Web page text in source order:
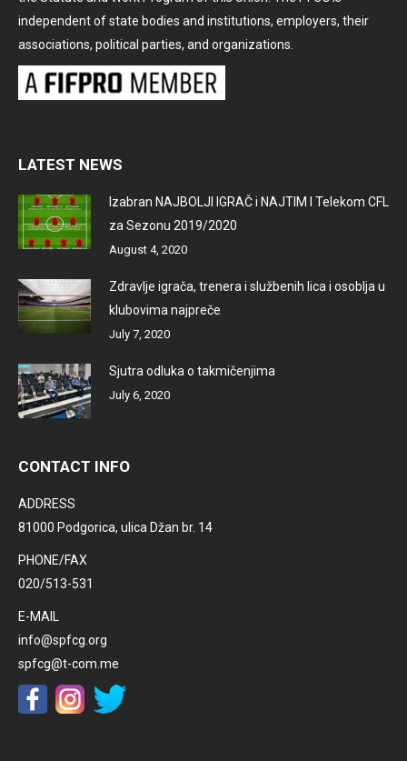
independent of state bodies and institutions, employers, their
associations, political parties, and organizations.
LATEST NEWS
Izabran NAJBOLJI IGRAČ i NAJTIM I Telekom CFL
za Sezonu 2019/2020
August 4, 2020
Zdravlje igrača, trenera i službenih lica i osoblja u
klubovima najpreče
July 7, 2020
Sjutra odluka o takmičenjima
July 6, 2020
CONTACT INFO
ADDRESS
81000 Podgorica, ulica Džan br. 14
PHONE/FAX
020/513-531
E-MAIL
info@spfcg.org
spfcg@t-com.me